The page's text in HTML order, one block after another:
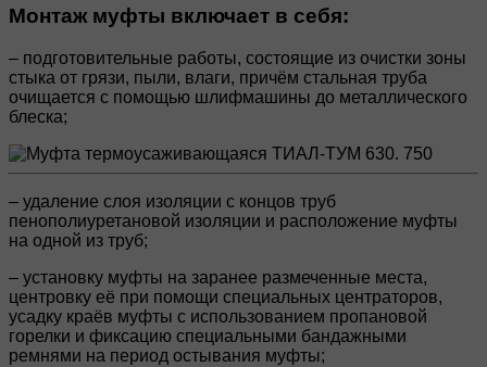
Монтаж муфты включает в себя:
– подготовительные работы, состоящие из очистки зоны
стыка от грязи, пыли, влаги, причём стальная труба
очищается с помощью шлифмашины до металлического
блеска;
– удаление слоя изоляции с концов труб
пенополиуретановой изоляции и расположение муфты
на одной из труб;
– установку муфты на заранее размеченные места,
центровку её при помощи специальных центраторов,
усадку краёв муфты с использованием пропановой
горелки и фиксацию специальными бандажными
ремнями на период остывания муфты;